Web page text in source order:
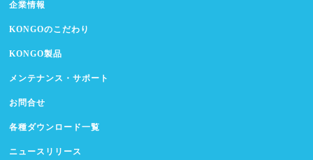
企業情報
KONGOのこだわり
KONGO製品
メンテナンス・サポート
お問合せ
各種ダウンロード一覧
ニュースリリース